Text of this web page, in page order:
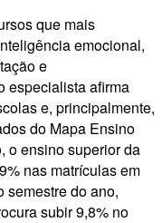
que mais
emocional,
e
especialista afirma
e, principalmente,
do Mapa Ensino
o ensino superior da
nas matrículas em
semestre do ano,
subir 9,8% no